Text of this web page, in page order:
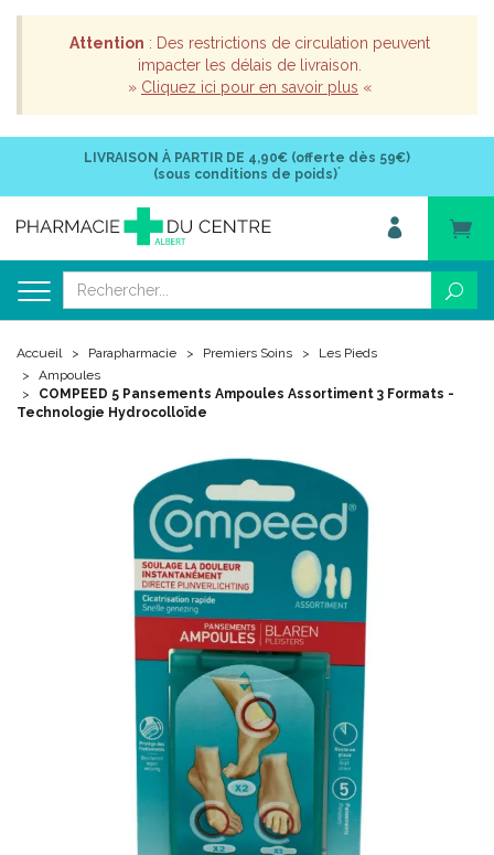
Attention : Des restrictions de circulation peuvent
impacter les délais de livraison.
» Cliquez ici pour en savoir plus «
LIVRAISON À PARTIR DE 4,90€ (offerte dès 59€)
(sous conditions de poids)*
Accueil Parapharmacie Premiers Soins
Les Pieds
Ampoules
COMPEED 5 Pansements Ampoules Assortiment 3 Formats -
Technologie Hydrocolloïde